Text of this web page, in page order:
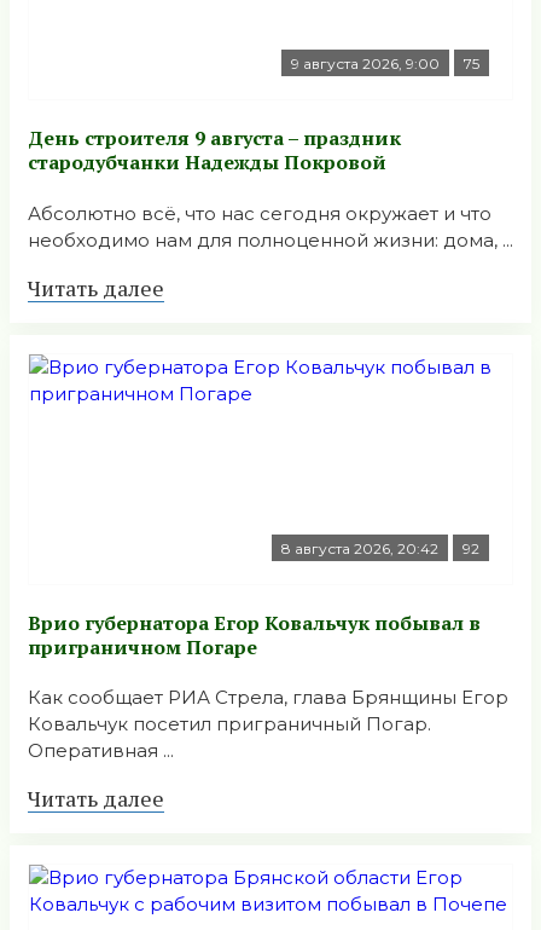
9 августа 2026, 9:00 75
День строителя 9 августа – праздник
стародубчанки Надежды Покровой
Абсолютно всё, что нас сегодня окружает и что
необходимо нам для полноценной жизни: дома, ...
Читать далее
8 августа 2026, 20:42 92
Врио губернатора Егор Ковальчук побывал в
приграничном Погаре
Как сообщает РИА Стрела, глава Брянщины Егор
Ковальчук посетил приграничный Погар.
Оперативная ...
Читать далее